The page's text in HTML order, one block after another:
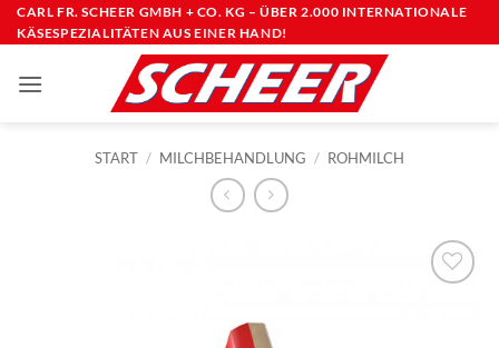
Zum
Inhalt
CARL FR. SCHEER GMBH + CO. KG – ÜBER 2.000 INTERNATIONALE
KÄSESPEZIALITÄTEN AUS EINER HAND!
START / MILCHBEHANDLUNG / ROHMILCH